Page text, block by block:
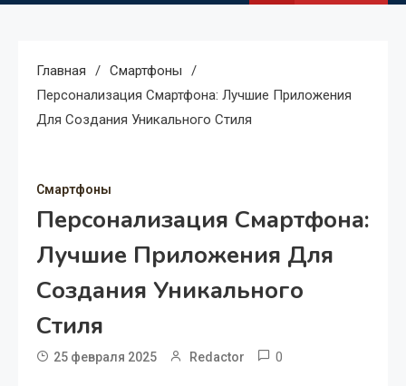
Главная
Смартфоны
Персонализация Смартфона: Лучшие Приложения
Для Создания Уникального Стиля
Смартфоны
Персонализация Смартфона:
Лучшие Приложения Для
Создания Уникального
Стиля
25 февраля 2025 Redactor 0